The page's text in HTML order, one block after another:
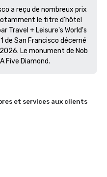
a reçu de nombreux prix
le titre d'hôtel
Travel + Leisure's World's
San Francisco décerné
Le monument de Nob
et services aux clients